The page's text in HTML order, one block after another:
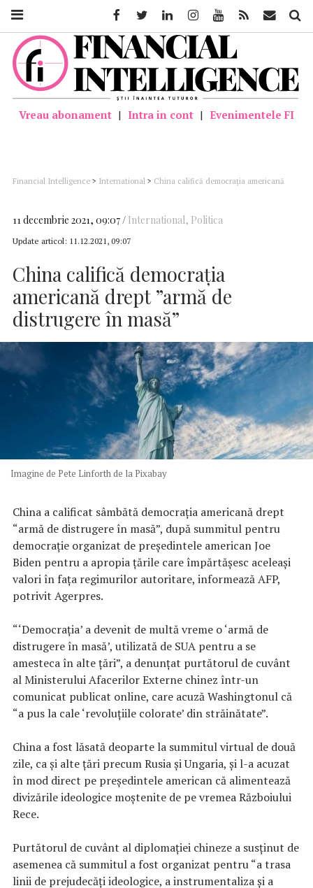
Vreau abonament | Intra in cont | Evenimentele FI
Financial Intelligence > International > China califică democraţia americană
11 decembrie 2021, 09:07 International, Politica
Update articol: 11.12.2021, 09:07
China califică democraţia
americană drept ”armă de
distrugere în masă”
Imagine de Pete Linforth de la Pixabay
China a calificat sâmbătă democraţia americană drept
“armă de distrugere în masă”, după summitul pentru
democraţie organizat de preşedintele american Joe
Biden pentru a apropia ţările care împărtăşesc aceleaşi
valori în faţa regimurilor autoritare, informează AFP,
potrivit Agerpres.
“‘Democraţia’ a devenit de multă vreme o ‘armă de
distrugere în masă’, utilizată de SUA pentru a se
amesteca în alte ţări”, a denunţat purtătorul de cuvânt
al Ministerului Afacerilor Externe chinez într-un
comunicat publicat online, care acuză Washingtonul că
“a pus la cale ‘revoluţiile colorate’ din străinătate”.
China a fost lăsată deoparte la summitul virtual de două
zile, ca şi alte ţări precum Rusia şi Ungaria, şi l-a acuzat
în mod direct pe preşedintele american că alimentează
divizările ideologice moştenite de pe vremea Războiului
Rece.
Purtătorul de cuvânt al diplomaţiei chineze a susţinut de
asemenea că summitul a fost organizat pentru “a trasa
linii de prejudecăţi ideologice, a instrumentaliza şi a
FacebookTwitter LinkedinInstagramYoutube Feed Mail